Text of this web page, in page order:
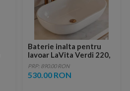
Baterie inalta pentru
lavoar LaVita Verdi 220,
fara ventil, brushed
copper
PRP: 890.00 RON
530.00 RON